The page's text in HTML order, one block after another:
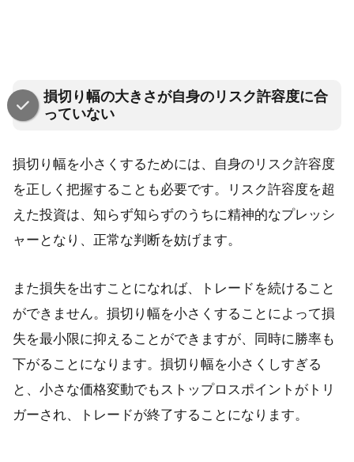
損切り幅の大きさが自身のリスク許容度に合
っていない
損切り幅を小さくするためには、自身のリスク許容度
を正しく把握することも必要です。リスク許容度を超
えた投資は、知らず知らずのうちに精神的なプレッシ
ャーとなり、正常な判断を妨げます。
また損失を出すことになれば、トレードを続けること
ができません。損切り幅を小さくすることによって損
失を最小限に抑えることができますが、同時に勝率も
下がることになります。損切り幅を小さくしすぎる
と、小さな価格変動でもストップロスポイントがトリ
ガーされ、トレードが終了することになります。